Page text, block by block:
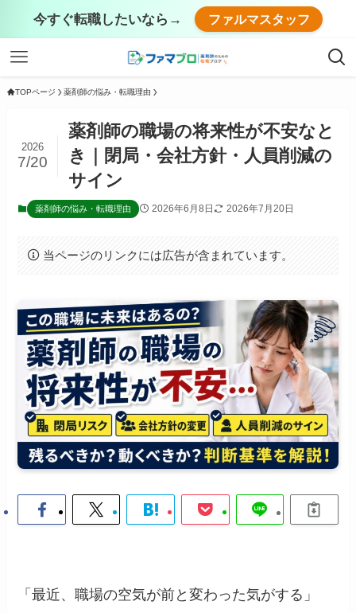
今すぐ転職したいなら→ ファルマスタッフ
TOPページ 薬剤師の悩み・転職理由
薬剤師の職場の将来性が不安なと
き｜閉局・会社方針・人員削減の
サイン
2026
7/20
薬剤師の悩み・転職理由 2026年6月8日 2026年7月20日
当ページのリンクには広告が含まれています。
「最近、職場の空気が前と変わった気がする」